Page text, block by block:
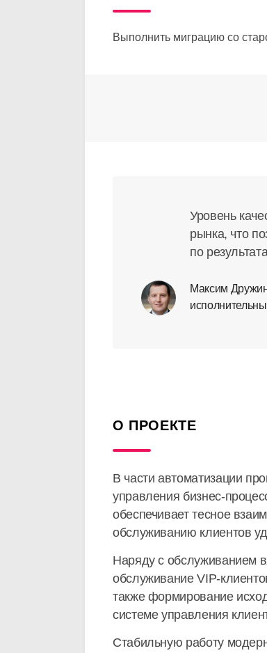
Выполнить миграцию со
Уровень
рынка, что
по
Максим
О ПРОЕКТЕ
В части автоматизации
управления бизнес-
обеспечивает тесное
обслуживанию клиентов
Наряду с обслуживанием
обслуживание VIP-
также формирование
системе управления
Стабильную работу